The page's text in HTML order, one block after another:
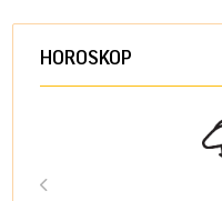
HOROSKOP